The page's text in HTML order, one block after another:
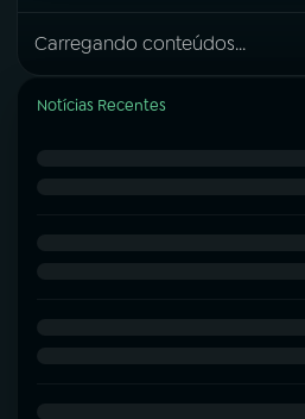
Carregando conteúdos...
Notícias Recentes